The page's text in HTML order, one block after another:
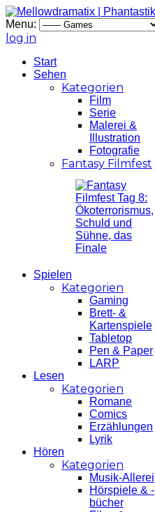
Menu:
log in
Start
Sehen
Kategorien
Film
Serie
Malerei &
Illustration
Fotografie
Fantasy Filmfest
Spielen
Kategorien
Gaming
Brett- &
Kartenspiele
Tabletop
Pen & Paper
LARP
Lesen
Kategorien
Romane
Comics
Erzählungen
Lyrik
Hören
Kategorien
Musik-Allerei
Hörspiele & -
bücher